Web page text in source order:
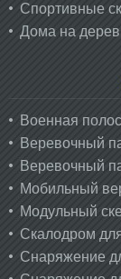
Спортивные
Дома на
Военная
Веревочный
Веревочный
Мобильный
Модульный
Скалодром
Снаряжение